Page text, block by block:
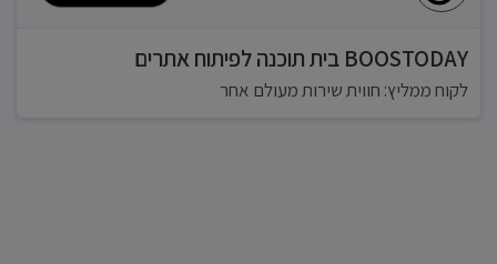
BOOSTODAY בית תוכנה לפיתוח אתרים
לקוח ממליץ: חווית שירות מעולם אחר